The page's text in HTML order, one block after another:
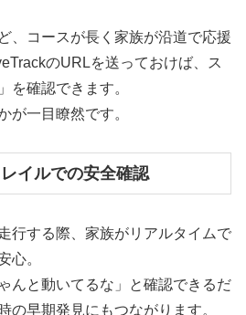
、コースが長く家族が沿道で応援
のURLを送っておけば、ス
を確認できます。
が一目瞭然です。
イルでの安全確認
行する際、家族がリアルタイムで
心。
んと動いてるな」と確認できるだ
の早期発見にもつながります。